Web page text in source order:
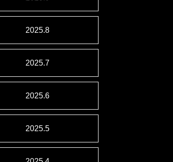
2025.8
2025.7
2025.6
2025.5